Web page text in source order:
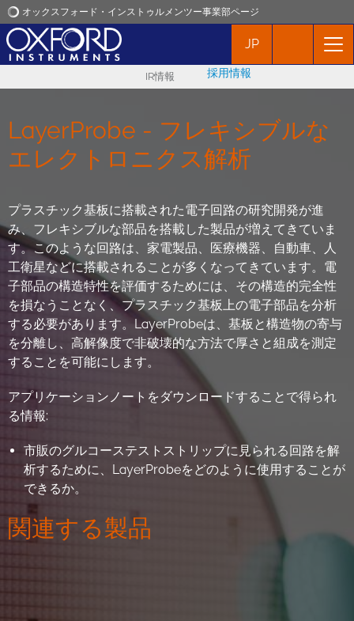
オックスフォード・インストゥルメンツー事業部ページ
オックスフォード・インストゥルメンツ
アプリケーション
プロダクト
イベント
お問い合わせ
JP
IR情報 採用情報
LayerProbe - フレキシブルな
エレクトロニクス解析
プラスチック基板に搭載された電子回路の研究開発が進
み、フレキシブルな部品を搭載した製品が増えてきていま
す。このような回路は、家電製品、医療機器、自動車、人
工衛星などに搭載されることが多くなってきています。電
子部品の構造特性を評価するためには、その構造的完全性
を損なうことなく、プラスチック基板上の電子部品を分析
する必要があります。LayerProbeは、基板と構造物の寄与
を分離し、高解像度で非破壊的な方法で厚さと組成を測定
することを可能にします。
アプリケーションノートをダウンロードすることで得られ
る情報:
市販のグルコーステストストリップに見られる回路を解
析するために、LayerProbeをどのように使用することが
できるか。
関連する製品